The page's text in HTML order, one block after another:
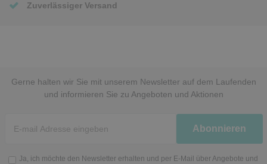
Zuverlässiger Versand
Gerne halten wir Sie mit unserem Newsletter auf dem Laufenden
und informieren Sie zu Angeboten und Aktionen
Honig
Abonnieren
Ja, ich möchte den Newsletter erhalten und per E-Mail über Angebote und